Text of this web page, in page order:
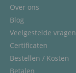
Over ons
Blog
Veelgestelde vragen
Certificaten
Bestellen / Kosten
Betalen